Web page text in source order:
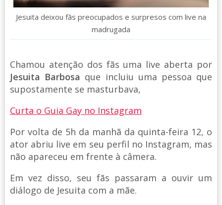
Jesuita deixou fãs preocupados e surpresos com live na
madrugada
Chamou atenção dos fãs uma live aberta por
Jesuita Barbosa que incluiu uma pessoa que
supostamente se masturbava,
Curta o Guia Gay no Instagram
Por volta de 5h da manhã da quinta-feira 12, o
ator abriu live em seu perfil no Instagram, mas
não apareceu em frente à câmera.
Em vez disso, seu fãs passaram a ouvir um
diálogo de Jesuita com a mãe.